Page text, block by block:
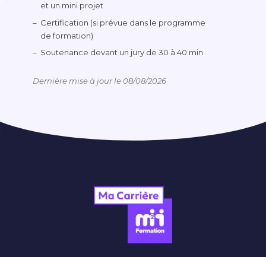
et un mini projet
Certification (si prévue dans le programme
de formation)
Soutenance devant un jury de 30 à 40 min
Dernière mise à jour le 08/08/2026